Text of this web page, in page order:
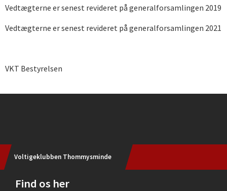
Vedtægterne er senest revideret på generalforsamlingen 2019
Vedtægterne er senest revideret på generalforsamlingen 2021
VKT Bestyrelsen
Voltigeklubben Thommysminde
Find os her